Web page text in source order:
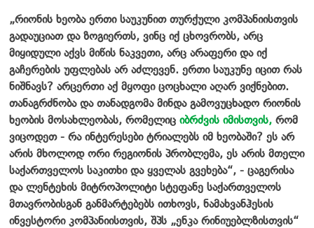
„რიონის ხეობა ერთი საუკუნით თურქული კომპანიისთვის
გადაუციათ და ზოგიერთს, ვინც იქ ცხოვრობს, არც
მიყიდული აქვს მიწის ნაკვეთი, არც არაფერი და იქ
გაჩერების უფლებას არ აძლევენ. ერთი საუკუნე იცით რას
ნიშნავს? არცერთი აქ მყოფი ცოცხალი აღარ ვიქნებით.
თანაგრძნობა და თანადგომა მინდა გამოვუცხადო რიონის
ხეობის მოსახლეობას, რომელიც იბრძვის იმისთვის, რომ
ვიცოდეთ - რა ინტერესები ტრიალებს იმ ხეობაში? ეს არ
არის მხოლოდ ორი რეგიონის პრობლემა, ეს არის მთელი
საქართველოს საკითხი და ყველას გვეხება“, - ცაგერისა
და ლენტეხის მიტროპოლიტი სტეფანე საქართველოს
მთავრობისგან განმარტებებს ითხოვს, ნამახვანჰესის
ინვესტორი კომპანიისთვის, შპს „ენკა რინიუებლზისთვის“